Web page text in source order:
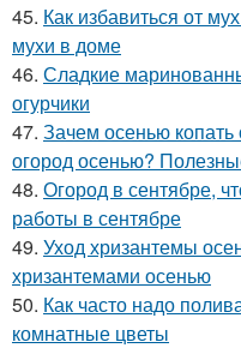
45. Как избавиться от
мухи в доме
46. Сладкие
огурчики
47. Зачем осенью
огород осенью?
48. Огород в сентябре,
работы в сентябре
49. Уход хризантемы
хризантемами осенью
50. Как часто надо
комнатные цветы